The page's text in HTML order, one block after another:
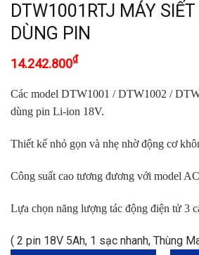
DTW1001RTJ MÁY
DÙNG PIN
14.242.800₫
Các model DTW1001 / DTW1002 /
dùng pin Li-ion 18V.
Thiết kế nhỏ gọn và nhẹ nhờ động cơ
Công suất cao tương đương với model
Lựa chọn năng lượng tác động điện tử 3
( 2 pin 18V 5Ah, 1 sạc nhanh, Thùng